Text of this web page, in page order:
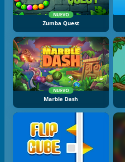
NUEVO
Zumba Quest
NUEVO
Marble Dash